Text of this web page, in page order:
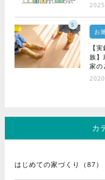
5
お
【
族】
家の
カ
はじめての家づくり（87）